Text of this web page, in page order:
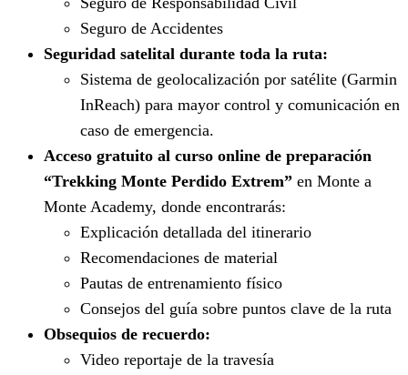
Seguro de Accidentes
Seguridad satelital durante toda la ruta:
Sistema de geolocalización por satélite (Garmin
InReach) para mayor control y comunicación en
caso de emergencia.
Acceso gratuito al curso online de preparación
“Trekking Monte Perdido Extrem” en Monte a
Monte Academy, donde encontrarás:
Explicación detallada del itinerario
Recomendaciones de material
Pautas de entrenamiento físico
Consejos del guía sobre puntos clave de la ruta
Obsequios de recuerdo:
Video reportaje de la travesía